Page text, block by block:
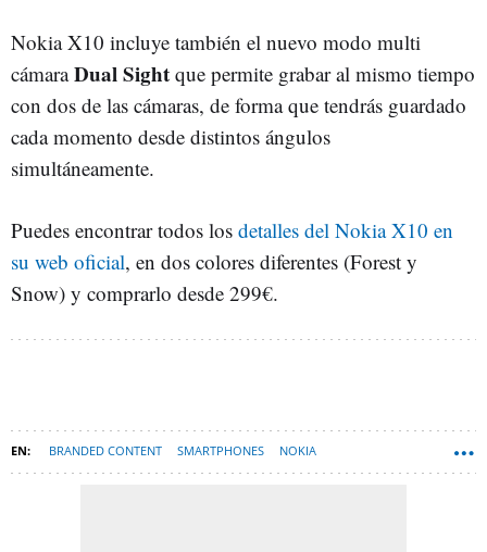
Nokia X10 incluye también el nuevo modo multi
cámaraDual Sight que permite grabar al mismo tiempo
con dos de las cámaras, de forma que tendrás guardado
cada momento desde distintos ángulos
simultáneamente.
Puedes encontrar todos los detalles del Nokia X10 en
su web oficial, en dos colores diferentes (Forest y
Snow) y comprarlo desde 299€.
BRANDED CONTENT SMARTPHONES NOKIA